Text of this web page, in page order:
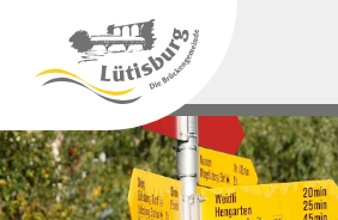
Navigieren in der
Schnellnavigation
Mobile Hauptnavigation